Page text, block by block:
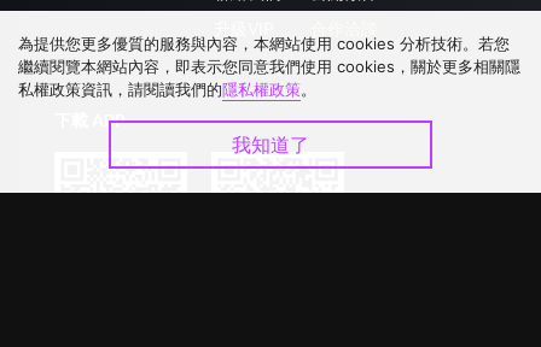
下載 APP
為提供您更多優質的服務與內容，本網站使用 cookies 分析技術。若您
繼續閱覽本網站內容，即表示您同意我們使用 cookies，關於更多相關隱
私權政策資訊，請閱讀我們的隱私權政策。
我知道了